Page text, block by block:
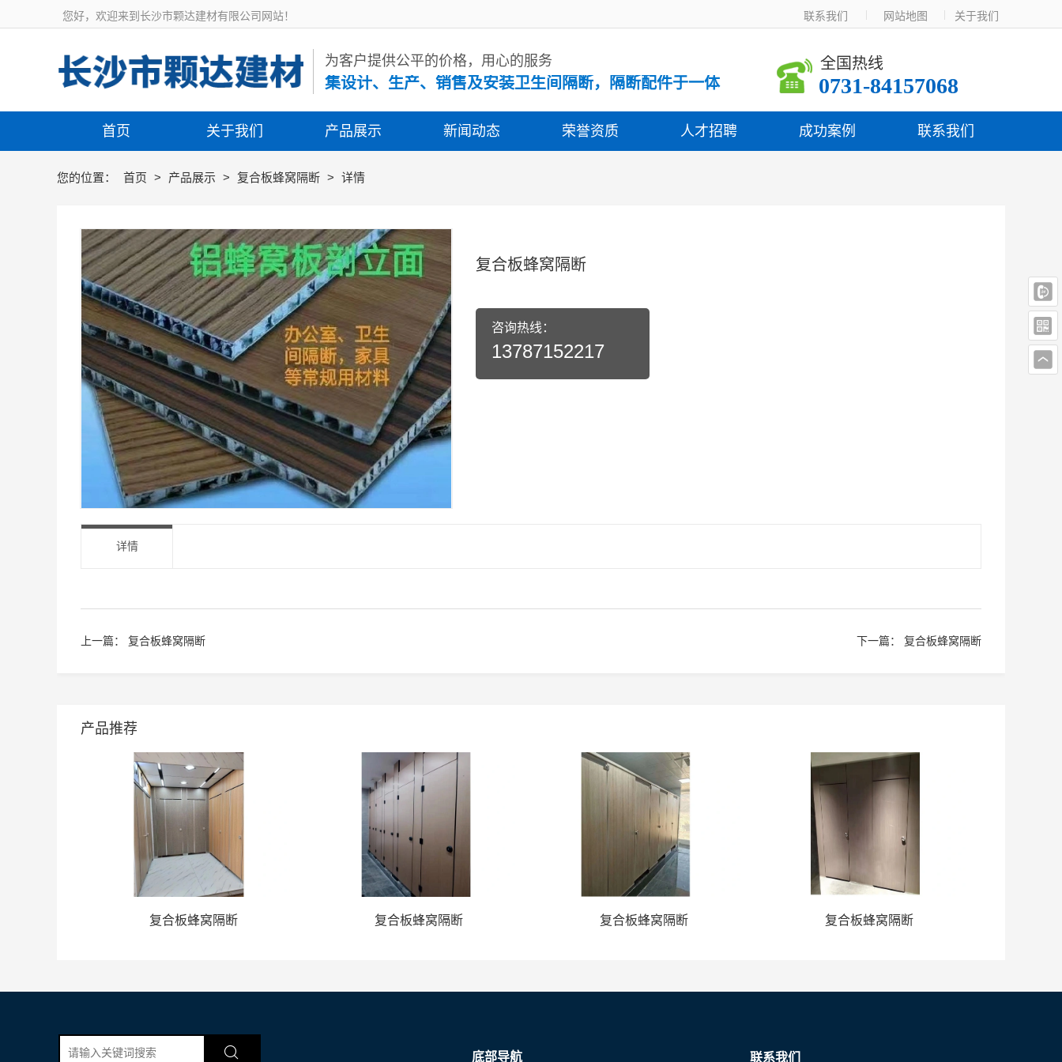
首页 关于我们 产品展示 新闻动态 荣誉资质 人才招聘 成功案例 联系我们
您好，欢迎来到长沙市颗达建材有限公司网站！
为客户提供公平的价格，用心的服务 全国热线
0731-84157068
集设计、生产、销售及安装卫生间隔断，隔断配件于一体
联系我们 网站地图 关于我们
您的位置： 首页 > 产品展示 > 复合板蜂窝隔断 > 详情
复合板蜂窝隔断
咨询热线：
13787152217
详情
上一篇： 复合板蜂窝隔断 下一篇： 复合板蜂窝隔断
产品推荐
复合板蜂窝隔断 复合板蜂窝隔断 复合板蜂窝隔断 复合板蜂窝隔断
底部导航 联系我们